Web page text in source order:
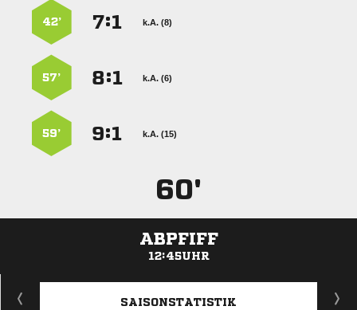
k.A. (8)
:
42’
k.A. (6)
:
57’
k.A. (15)
:
59’
60'
ABPFIFF
12:45UHR
ANZEIGE
SAISONSTATISTIK